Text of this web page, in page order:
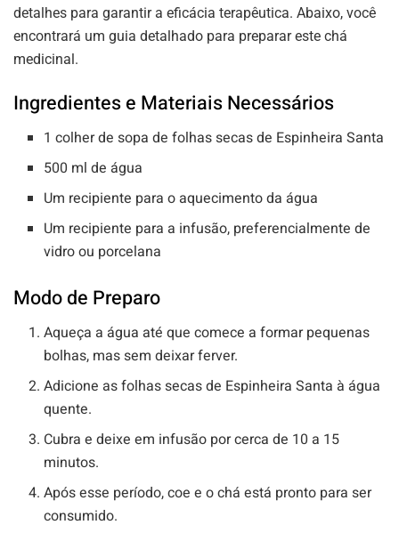
detalhes para garantir a eficácia terapêutica. Abaixo, você
encontrará um guia detalhado para preparar este chá
medicinal.
Ingredientes e Materiais Necessários
1 colher de sopa de folhas secas de Espinheira Santa
500 ml de água
Um recipiente para o aquecimento da água
Um recipiente para a infusão, preferencialmente de
vidro ou porcelana
Modo de Preparo
Aqueça a água até que comece a formar pequenas
bolhas, mas sem deixar ferver.
Adicione as folhas secas de Espinheira Santa à água
quente.
Cubra e deixe em infusão por cerca de 10 a 15
minutos.
Após esse período, coe e o chá está pronto para ser
consumido.